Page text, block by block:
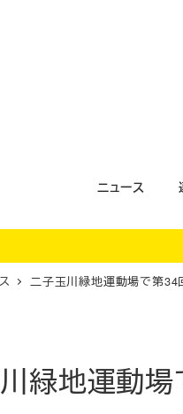
ニュース
二子玉川緑地運動場で第34
緑地運動場